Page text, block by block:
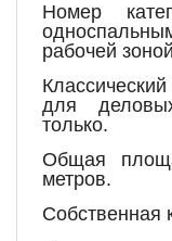
Номер
рабочей
для
только.
Общая
метров.
Собственная